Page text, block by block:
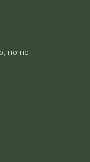
но не